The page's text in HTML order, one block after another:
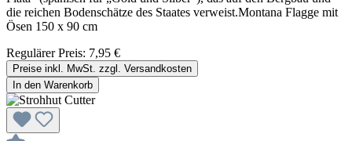
die reichen Bodenschätze des Staates verweist.Montana Flagge mit
Ösen 150 x 90 cm
Regulärer Preis: 7,95 €
Preise inkl. MwSt. zzgl. Versandkosten
In den Warenkorb